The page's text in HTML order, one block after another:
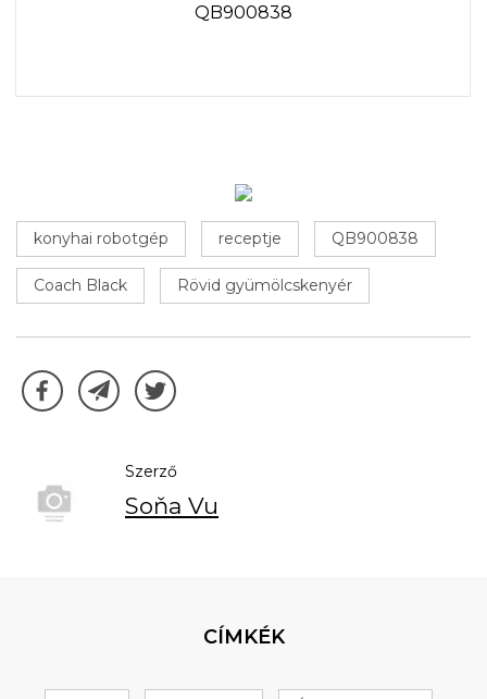
QB900838
konyhai robotgép receptje QB900838
Coach Black Rövid gyümölcskenyér
Szerző
Soňa Vu
CÍMKÉK